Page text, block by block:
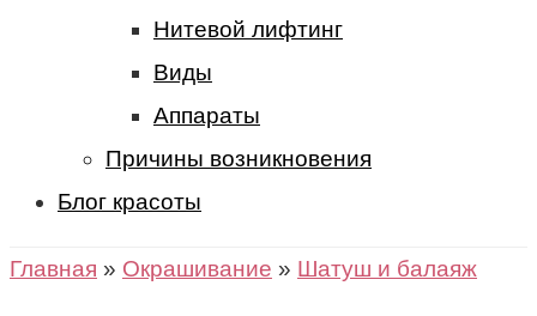
Нитевой лифтинг
Виды
Аппараты
Причины возникновения
Блог красоты
Главная » Окрашивание » Шатуш и балаяж